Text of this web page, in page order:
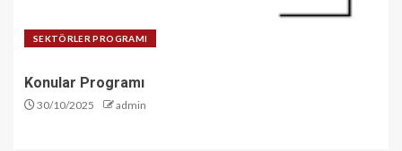
SEKTÖRLER PROGRAMI
Konular Programı
30/10/2025 admin